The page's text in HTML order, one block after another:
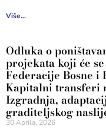
Više...
Odluka o
projekata koji će
Federacije Bosne i
Kapitalni transferi
Izgradnja,
graditeljskog
30 Aprila, 2026